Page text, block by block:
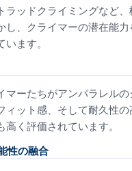
ッドクライミングなど
、クライマーの潜在能
ます。
ーたちがアンパラレル
ット感、そして耐久性
く評価されています。
性の融合